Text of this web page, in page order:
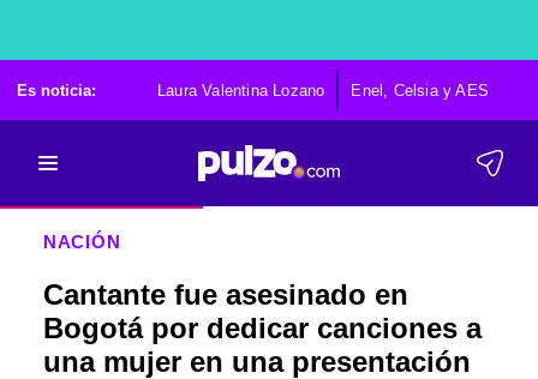
Es noticia: Laura Valentina Lozano Enel, Celsia y AES
NACIÓN
Cantante fue asesinado en
Bogotá por dedicar canciones a
una mujer en una presentación